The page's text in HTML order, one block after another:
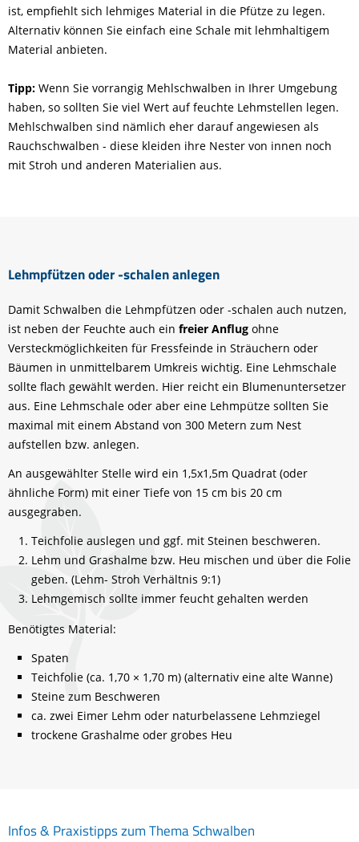
ist, empfiehlt sich lehmiges Material in die Pfütze zu legen.
Alternativ können Sie einfach eine Schale mit lehmhaltigem
Material anbieten.
Tipp: Wenn Sie vorrangig Mehlschwalben in Ihrer Umgebung
haben, so sollten Sie viel Wert auf feuchte Lehmstellen legen.
Mehlschwalben sind nämlich eher darauf angewiesen als
Rauchschwalben - diese kleiden ihre Nester von innen noch
mit Stroh und anderen Materialien aus.
Lehmpfützen oder -schalen anlegen
Damit Schwalben die Lehmpfützen oder -schalen auch nutzen,
ist neben der Feuchte auch ein freier Anflug ohne
Versteckmöglichkeiten für Fressfeinde in Sträuchern oder
Bäumen in unmittelbarem Umkreis wichtig. Eine Lehmschale
sollte flach gewählt werden. Hier reicht ein Blumenuntersetzer
aus. Eine Lehmschale oder aber eine Lehmpütze sollten Sie
maximal mit einem Abstand von 300 Metern zum Nest
aufstellen bzw. anlegen.
An ausgewählter Stelle wird ein 1,5x1,5m Quadrat (oder
ähnliche Form) mit einer Tiefe von 15 cm bis 20 cm
ausgegraben.
Teichfolie auslegen und ggf. mit Steinen beschweren.
Lehm und Grashalme bzw. Heu mischen und über die Folie
geben. (Lehm- Stroh Verhältnis 9:1)
Lehmgemisch sollte immer feucht gehalten werden
Benötigtes Material:
Spaten
Teichfolie (ca. 1,70 × 1,70 m) (alternativ eine alte Wanne)
Steine zum Beschweren
ca. zwei Eimer Lehm oder naturbelassene Lehmziegel
trockene Grashalme oder grobes Heu
Infos & Praxistipps zum Thema Schwalben